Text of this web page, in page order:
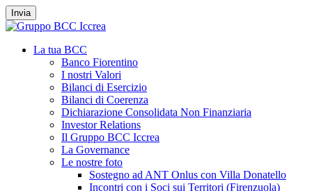
Invia
La tua BCC
Banco Fiorentino
I nostri Valori
Bilanci di Esercizio
Bilanci di Coerenza
Dichiarazione Consolidata Non Finanziaria
Investor Relations
Il Gruppo BCC Iccrea
La Governance
Le nostre foto
Sostegno ad ANT Onlus con Villa Donatello
Incontri con i Soci sui Territori (Firenzuola)